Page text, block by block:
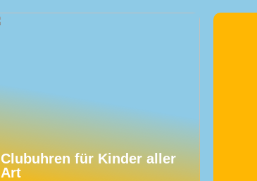
Clubuhren für Kinder aller
Art